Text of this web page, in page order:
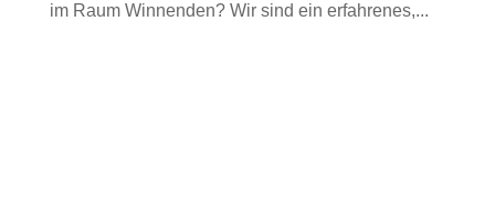
im Raum Winnenden? Wir sind ein erfahrenes,...